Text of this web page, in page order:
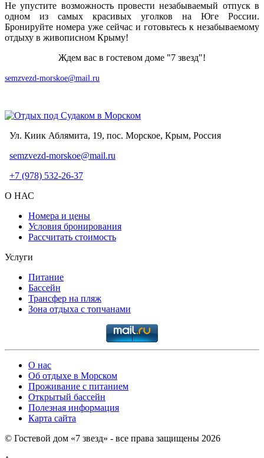
Не упустите возможность провести незабываемый отпуск в
одном из самых красивых уголков на Юге России.
Бронируйте номера уже сейчас и готовьтесь к незабываемому
отдыху в живописном Крыму!
Ждем вас в гостевом доме "7 звезд"!
semzvezd-morskoe@mail.ru
Ул. Киик Аблямита, 19, пос. Морское, Крым, Россия
semzvezd-morskoe@mail.ru
+7 (978) 532-26-37
О НАС
Номера и цены
Условия бронирования
Рассчитать стоимость
Услуги
Питание
Бассейн
Трансфер на пляж
Зона отдыха с топчанами
О нас
Об отдыхе в Морском
Проживание с питанием
Открытый бассейн
Полезная информация
Карта сайта
© Гостевой дом «7 звезд» - все права защищены 2026